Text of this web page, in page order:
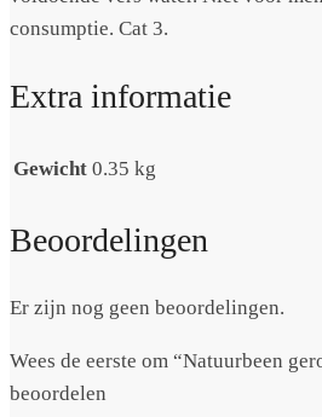
consumptie. Cat 3.
Extra informatie
Gewicht 0.35 kg
Beoordelingen
Er zijn nog geen beoordelingen.
Wees de eerste om “Natuurbeen
beoordelen